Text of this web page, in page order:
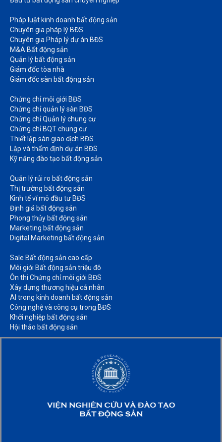
Pháp luật kinh doanh bất động sản​
Chuyên gia pháp lý BĐS
Chuyên gia Pháp lý dự án BĐS
M&A Bất động sản​
Quản lý bất động sản
Giám đốc tòa nhà​
Giám đốc sàn bất động sản
Chứng chỉ môi giới BĐS​
Chứng chỉ quản lý sàn BĐS
Chứng chỉ Quản lý chung cư​
Chứng chỉ BQT chung cư​
Thiết lập sàn giao dịch BĐS​
Lập và thẩm định dự án BĐS​
Kỹ năng đào tạo bất động sản​
Quản lý rủi ro bất động sản​
Thị trường bất động sản​
Kinh tế vĩ mô đầu tư BĐS​
Định giá bất động sản​
Phong thủy bất động sản​
Marketing bất động sản​
Digital Marketing bất động sản​
Sale Bất động sản cao cấp​
Môi giới Bất động sản triệu đô​
Ôn thi Chứng chỉ môi giới BĐS​
Xây dựng thương hiệu cá nhân​
AI trong kinh doanh bất động sản​
Công nghệ và công cụ trong BĐS​
Khởi nghiệp bất động sản​
Hội thảo bất động sản​